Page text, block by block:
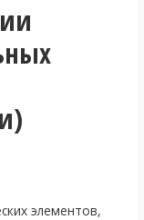
элементов,